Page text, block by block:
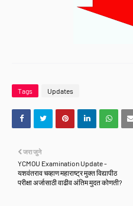
Tags Updates
जरा जुने
YCMOU Examination Update -
यशवंतराव चव्हाण महाराष्ट्र मुक्त विद्यापीठ
परीक्षा अर्जासाठी वाढीव अंतिम मुदत कोणती?